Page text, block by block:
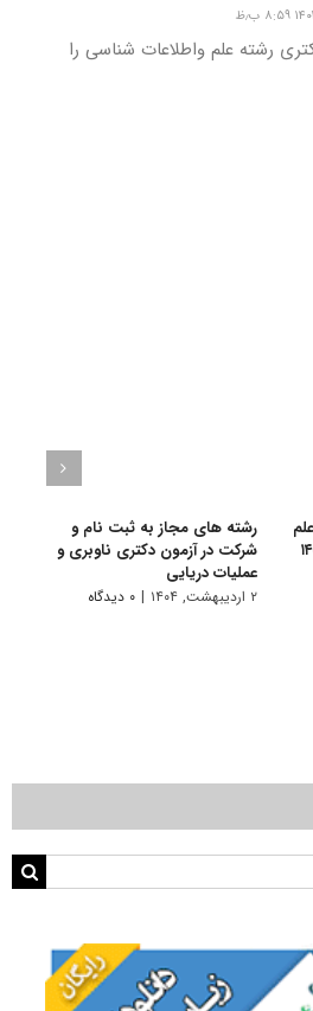
رشته علم واطلاعات شناسی را
رشته های مجاز به ثبت نام و
شرکت در آزمون دکتری ناوبری و
عملیات دریایی
۲ اردیبهشت, ۱۴۰۴ | ۰ دیدگاه